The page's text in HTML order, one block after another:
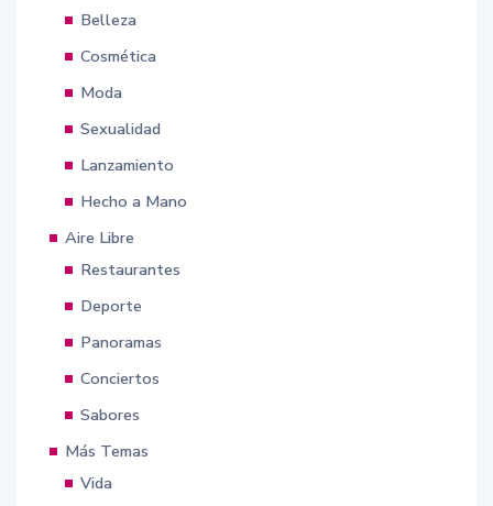
Belleza
Cosmética
Moda
Sexualidad
Lanzamiento
Hecho a Mano
Aire Libre
Restaurantes
Deporte
Panoramas
Conciertos
Sabores
Más Temas
Vida